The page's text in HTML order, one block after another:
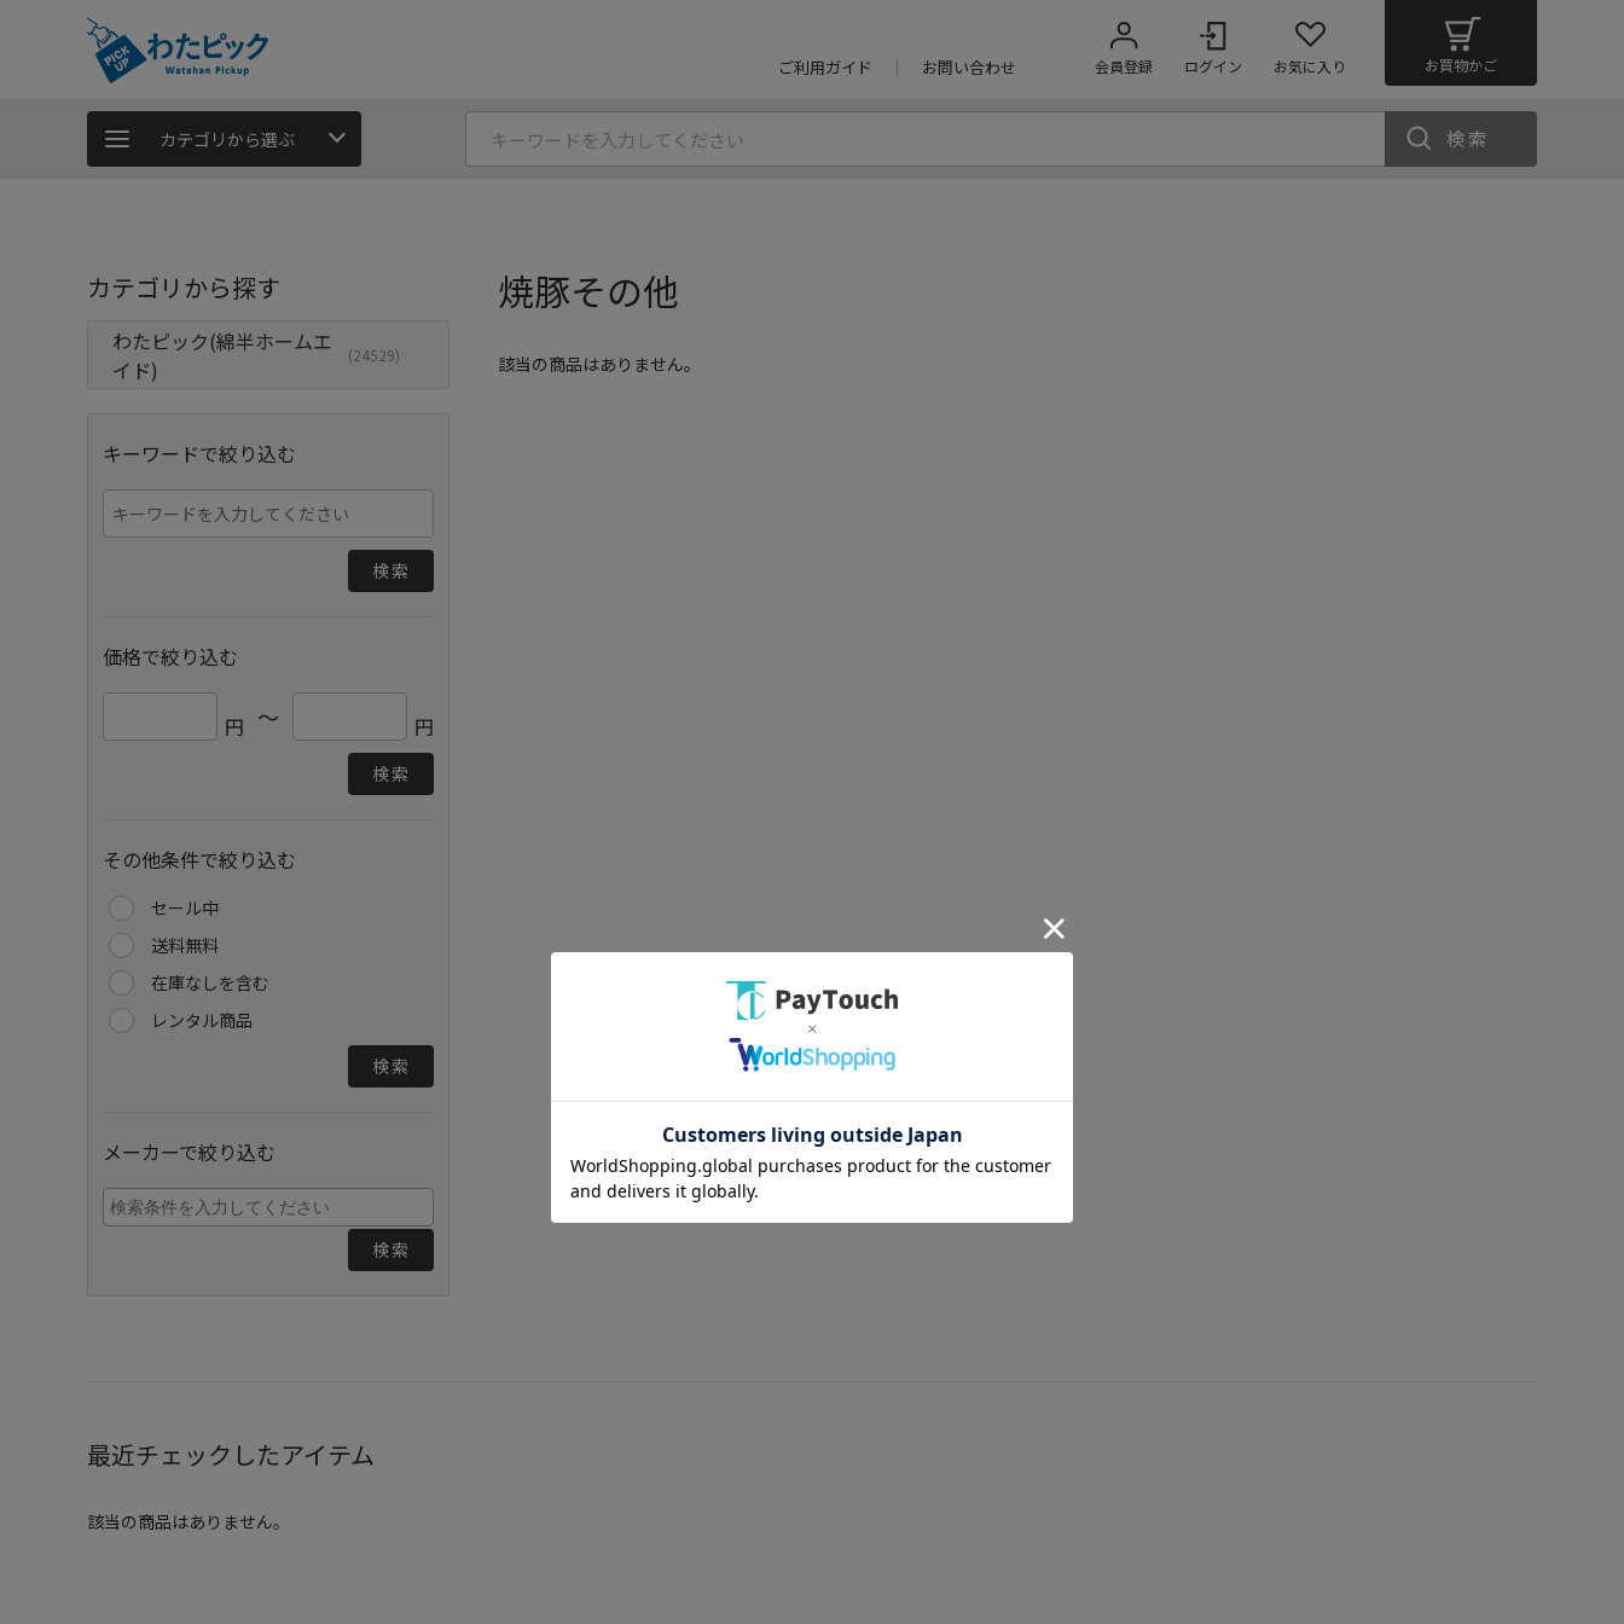
ご利用ガイド お問い合わせ 会員登録 ログイン お気に入り お買物かご
カテゴリから選ぶ 検索
カテゴリから探す
わたピック(綿半ホームエ
イド)
(24529)
キーワードで絞り込む
検索
価格で絞り込む
円 ～ 円
検索
その他条件で絞り込む
セール中
送料無料
在庫なしを含む
レンタル商品
検索
メーカーで絞り込む
検索
焼豚その他
該当の商品はありません。
最近チェックしたアイテム
該当の商品はありません。